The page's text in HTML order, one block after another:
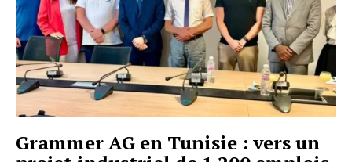
Grammer AG en Tunisie : vers un